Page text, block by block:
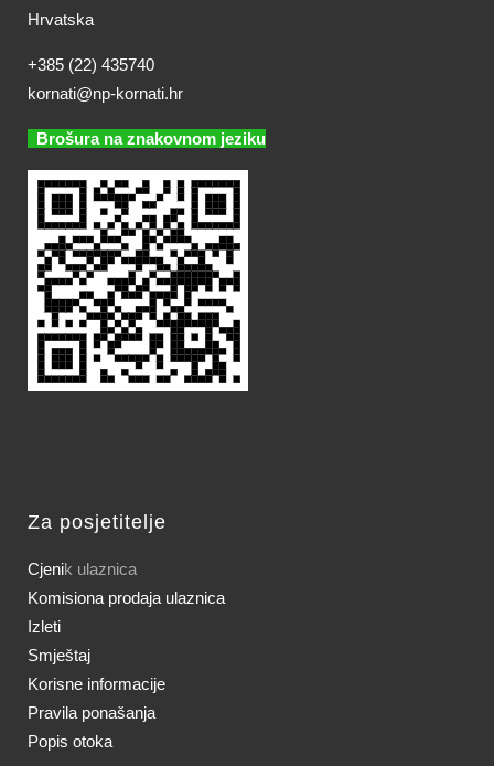
Hrvatska
+385 (22) 435740
kornati@np-kornati.hr
Brošura na znakovnom jeziku
Za posjetitelje
Cjenik ulaznica
Komisiona prodaja ulaznica
Izleti
Smještaj
Korisne informacije
Pravila ponašanja
Popis otoka